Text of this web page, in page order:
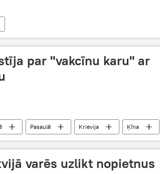
par "vakcīnu karu" ar
Pasaulē Krievija Ķīna
vakcīna Makrons
varēs uzlikt nopietnus